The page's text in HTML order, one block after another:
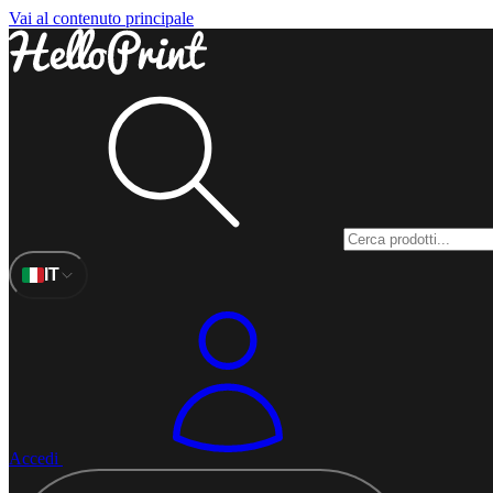
Vai al contenuto principale
IT
Accedi